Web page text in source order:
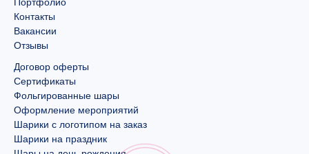
Контакты
Вакансии
Отзывы
Договор оферты
Сертификаты
Фольгированные шары
Оформление мероприятий
Шарики с логотипом на заказ
Шарики на праздник